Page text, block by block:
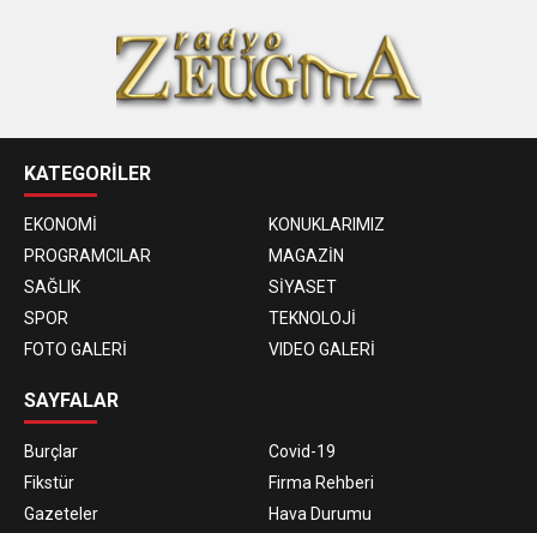
KATEGORİLER
EKONOMİ
KONUKLARIMIZ
PROGRAMCILAR
MAGAZİN
SAĞLIK
SİYASET
SPOR
TEKNOLOJİ
FOTO GALERİ
VIDEO GALERİ
SAYFALAR
Burçlar
Covid-19
Fikstür
Firma Rehberi
Gazeteler
Hava Durumu